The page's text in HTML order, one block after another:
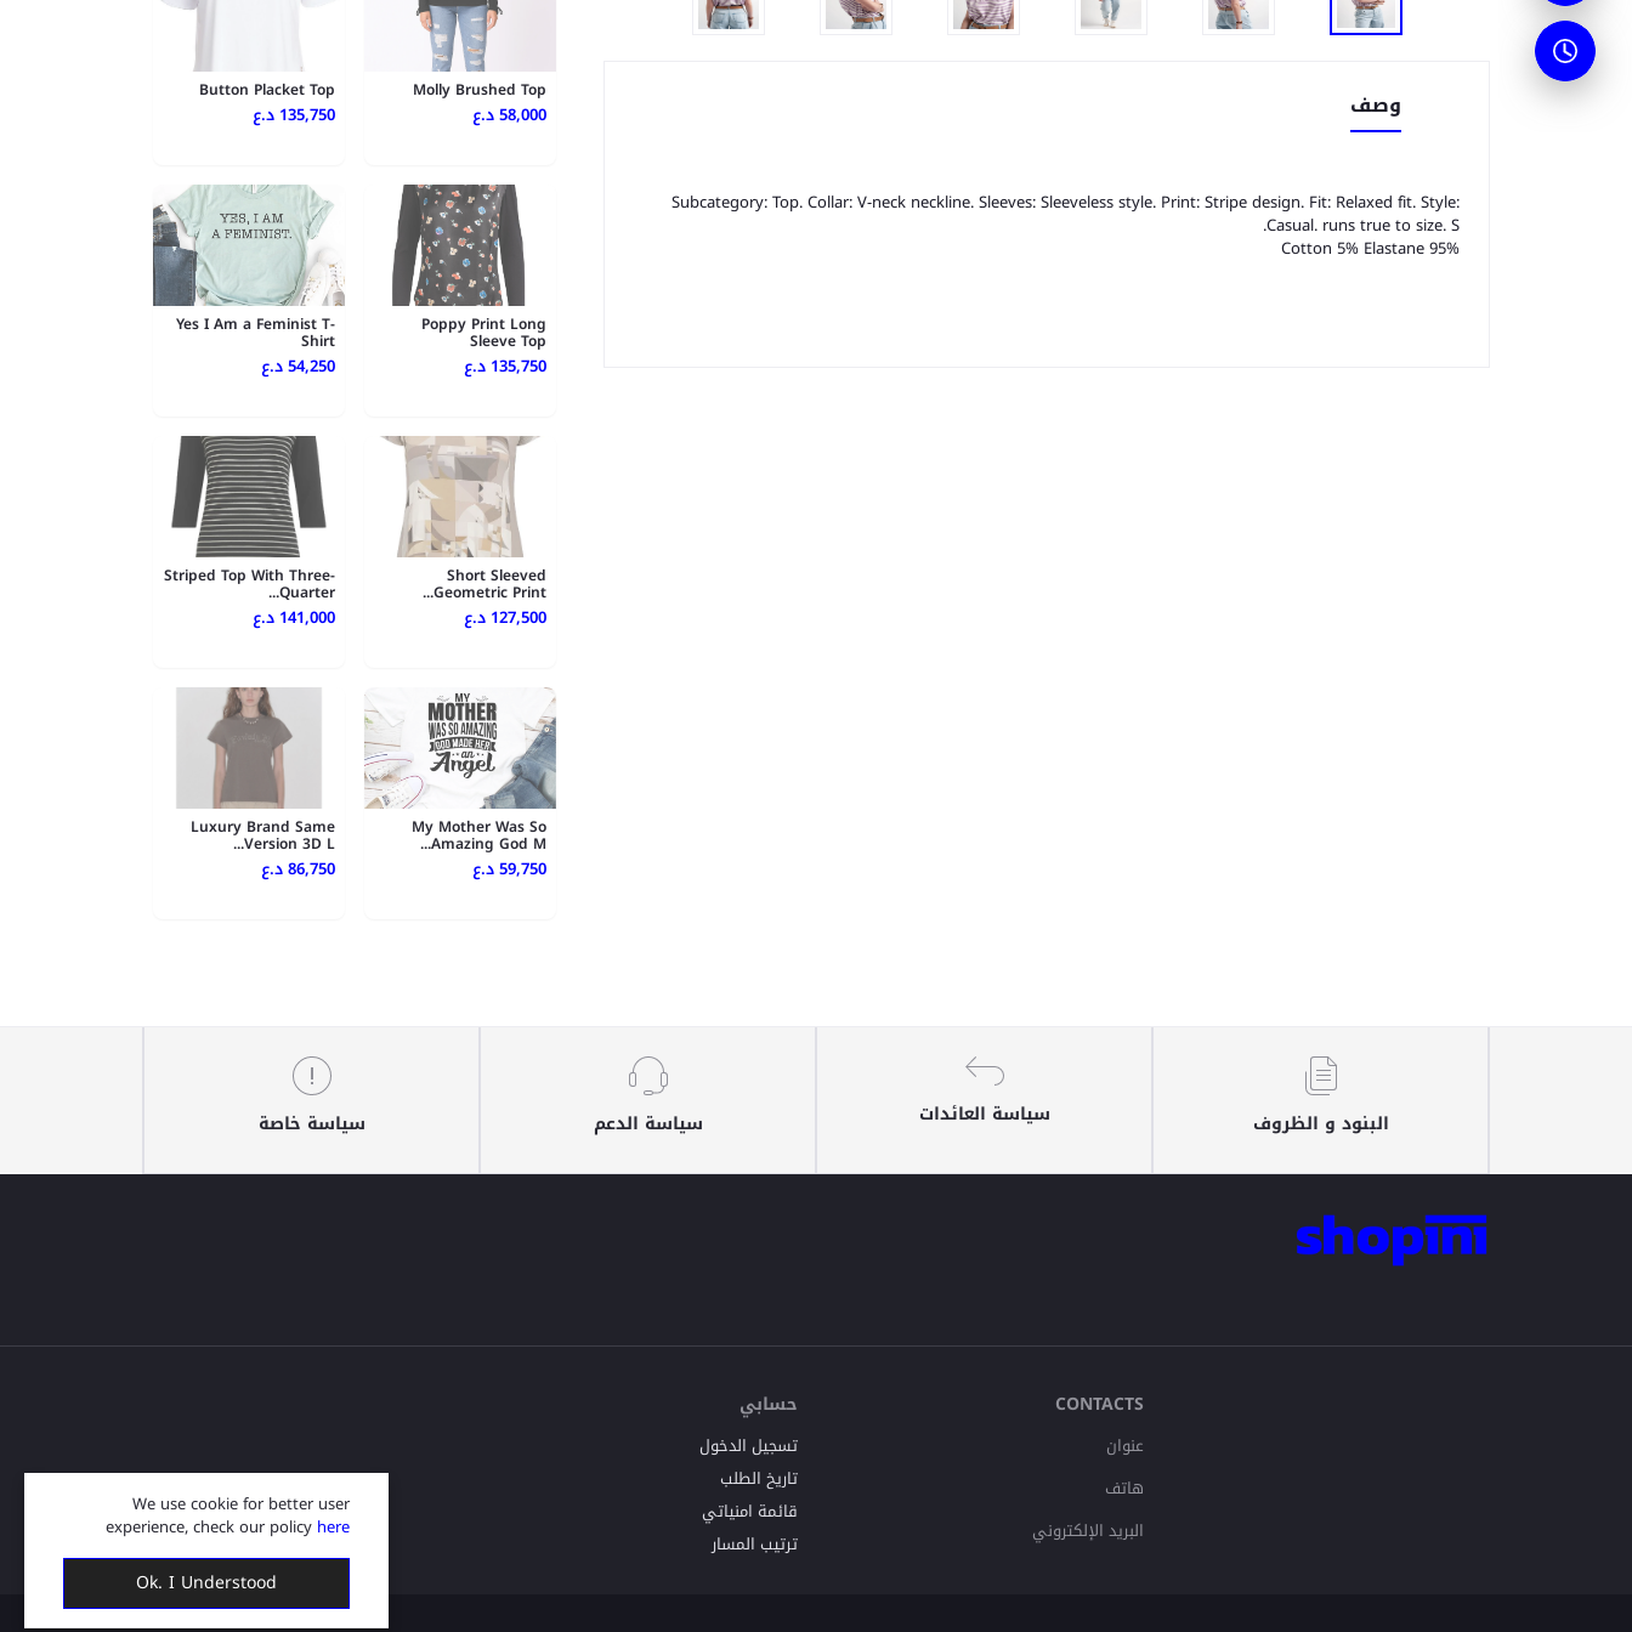
وصف
Subcategory: Top. Collar: V-neck neckline. Sleeves: Sleeveless style. Print: Stripe design. Fit: Relaxed fit. Style:
Casual. runs true to size. S.
95% Cotton 5% Elastane
Molly Brushed Top
58,000 د.ع
Button Placket Top
135,750 د.ع
Poppy Print Long
Sleeve Top
135,750 د.ع
Yes I Am a Feminist T-
Shirt
54,250 د.ع
Short Sleeved
Geometric Print...
127,500 د.ع
Striped Top With Three-
Quarter...
141,000 د.ع
My Mother Was So
Amazing God M...
59,750 د.ع
Luxury Brand Same
Version 3D L...
86,750 د.ع
البنود و الظروف سياسة العائدات سياسة الدعم سياسة خاصة
CONTACTS
عنوان
هاتف
البريد الإلكتروني
حسابي
تسجيل الدخول
تاريخ الطلب
قائمة امنياتي
ترتيب المسار
We use cookie for better user
experience, check our policy here
Ok. I Understood